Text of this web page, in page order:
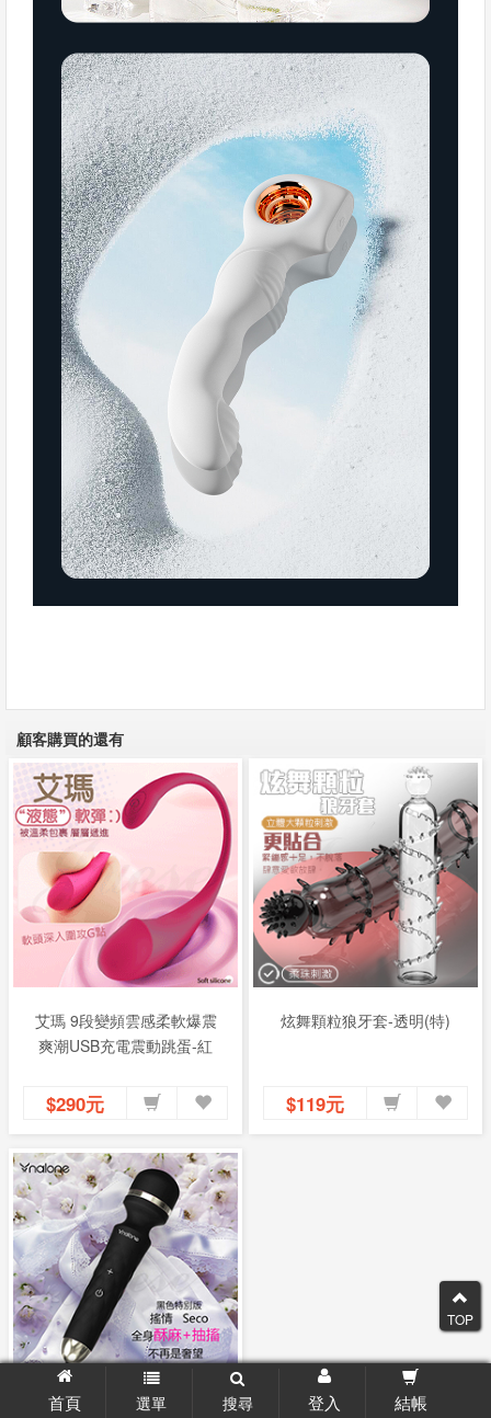
首頁 選單 搜尋 登入 結帳
顧客購買的還有
艾瑪 9段變頻雲感柔軟爆震
爽潮USB充電震動跳蛋-紅
$290元
炫舞顆粒狼牙套-透明(特)
$119元
香港Nalone-搖情Rock 7段
TOP